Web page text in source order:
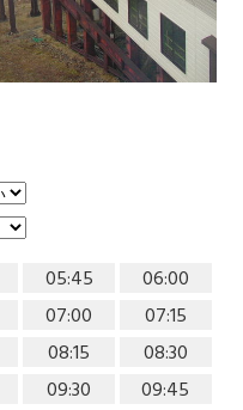
05:45
06:00
07:00
07:15
08:15
08:30
09:30
09:45